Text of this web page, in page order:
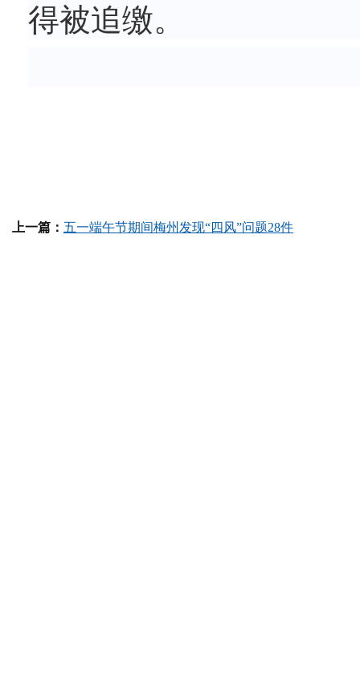
得被追缴。
上一篇： 五一端午节期间梅州发现“四风”问题28件